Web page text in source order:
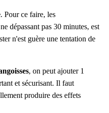
. Pour ce faire, les
dépassant pas 30 minutes, est
n'est guère une tentation de
, on peut ajouter 1
et sécurisant. Il faut
produire des effets